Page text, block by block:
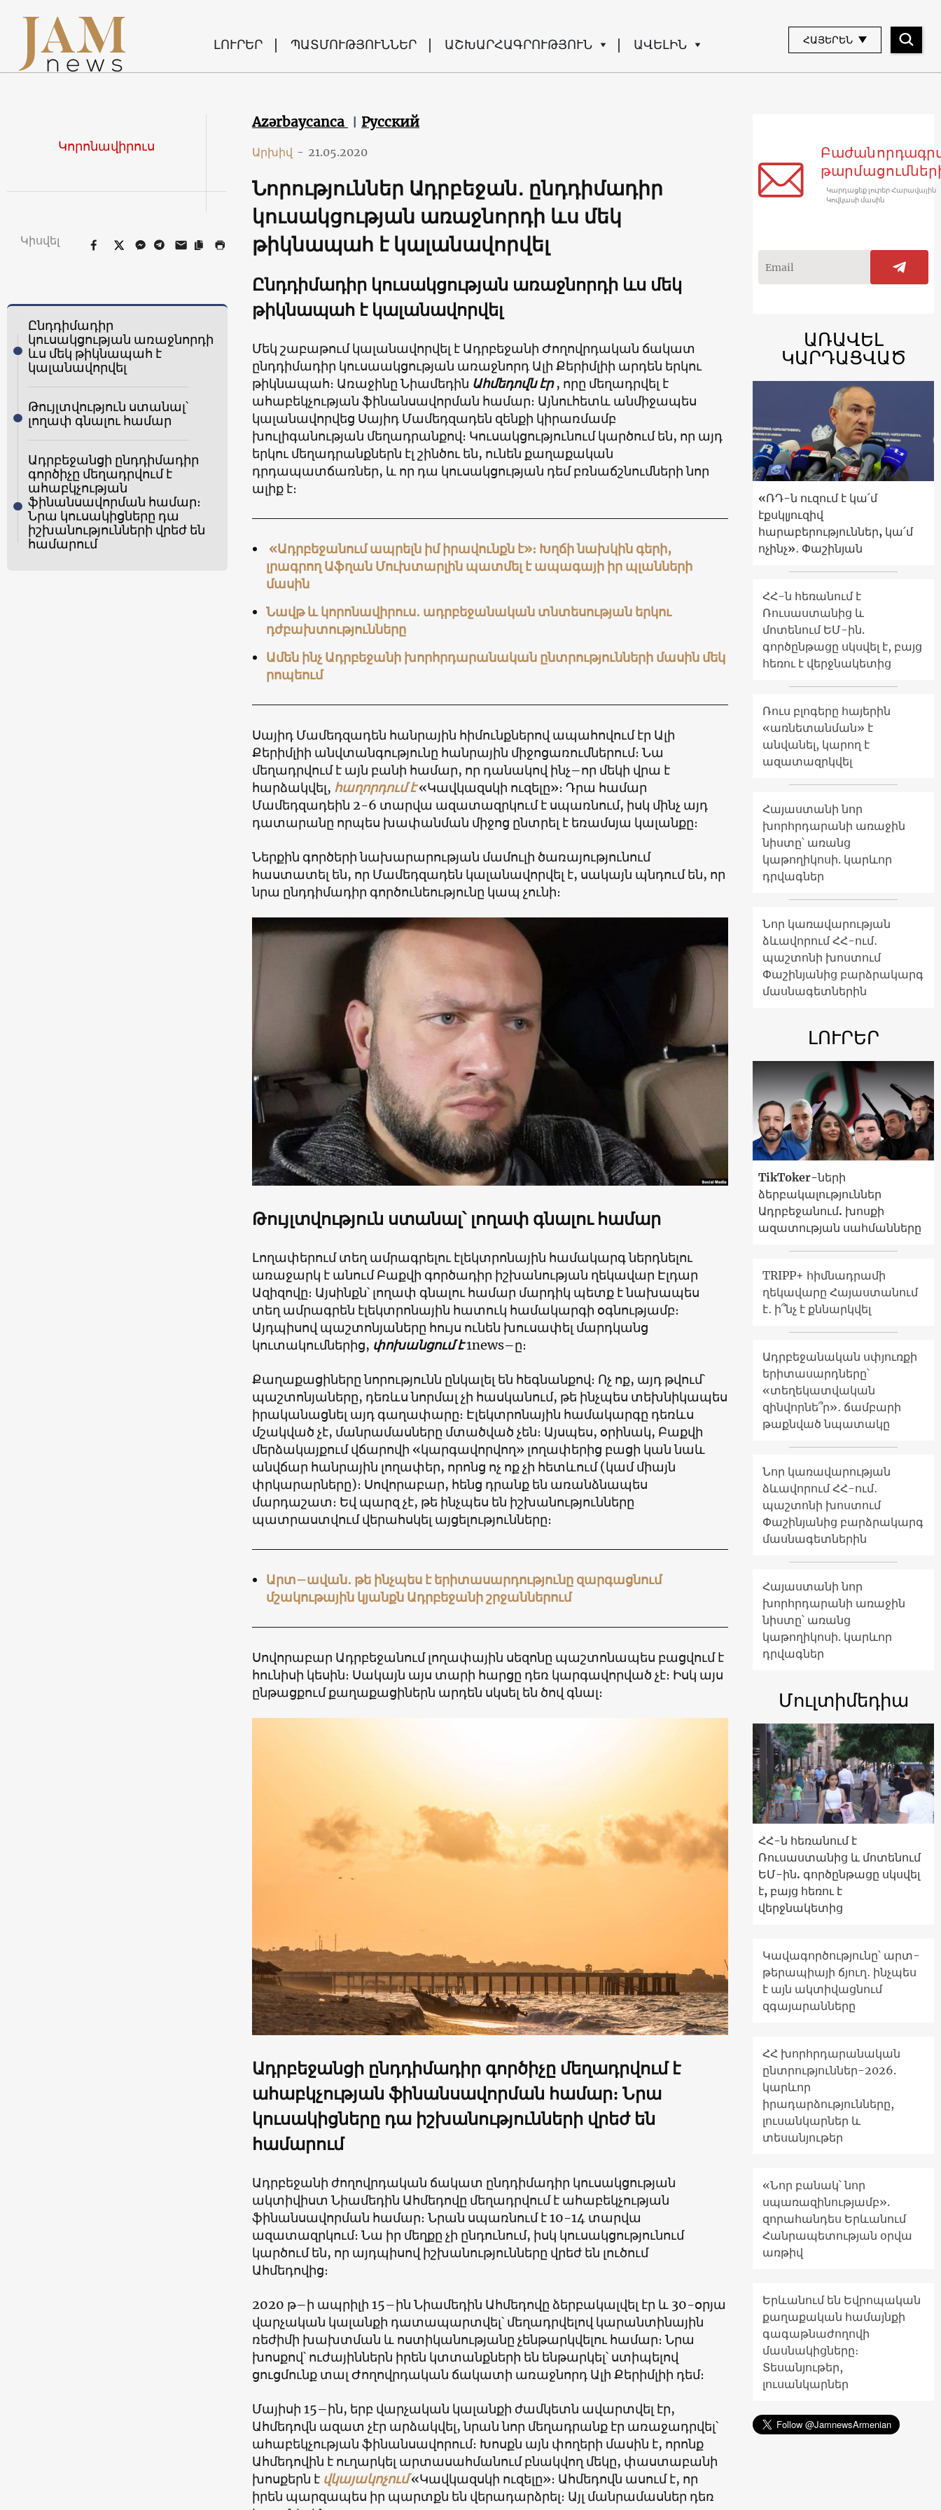
ԼՈՒՐԵՐ ՊԱՏՄՈՒԹՅՈՒՆՆԵՐ ԱՇԽԱՐՀԱԳՐՈՒԹՅՈՒՆ ԱՎԵԼԻՆ ՀԱՅԵՐԵՆ
Կորոնավիրուս
Կիսվել
Ընդդիմադիր
կուսակցության առաջնորդի
ևս մեկ թիկնապահ է
կալանավորվել
Թույլտվություն ստանալ՝
լողափ գնալու համար
Ադրբեջանցի ընդդիմադիր
գործիչը մեղադրվում է
ահաբկչության
ֆինանսավորման համար։
Նրա կուսակիցները դա
իշխանությունների վրեժ են
համարում
Azərbaycanca Русский
Արխիվ - 21.05.2020
Նորություններ Ադրբեջան․ ընդդիմադիր
կուսակցության առաջնորդի ևս մեկ
թիկնապահ է կալանավորվել
Ընդդիմադիր կուսակցության առաջնորդի ևս մեկ
թիկնապահ է կալանավորվել
Մեկ շաբաթում կալանավորվել է Ադրբեջանի Ժողովրդական ճակատ
ընդդիմադիր կուսաակցության առաջնորդ Ալի Քերիմլիի արդեն երկու
թիկնապահ։ Առաջինը Նիամեդին Ահմեդովն էր, որը մեղադրվել է
ահաբեկչության ֆինանսավորման համար։ Այնուհետև անմիջապես
կալանավորվեց Սայիդ Մամեդզադեն զենքի կիրառմամբ
խուլիգանության մեղադրանքով։ Կուսակցությունում կարծում են, որ այդ
երկու մեղադրանքներն էլ շինծու են, ունեն քաղաքական
դրդապատճառներ, և որ դա կուսակցության դեմ բռնաճշնումների նոր
ալիք է։
«Ադրբեջանում ապրելն իմ իրավունքն է»։ Խղճի նախկին գերի,
լրագրող Աֆղան Մուխտարլին պատմել է ապագայի իր պլանների
մասին
Նավթ և կորոնավիրուս․ ադրբեջանական տնտեսության երկու
դժբախտությունները
Ամեն ինչ Ադրբեջանի խորհրդարանական ընտրությունների մասին մեկ
րոպեում
Սայիդ Մամեդզադեն հանրային հիմունքներով ապահովում էր Ալի
Քերիմլիի անվտանգությունը հանրային միջոցառումներում։ Նա
մեղադրվում է այն բանի համար, որ դանակով ինչ–որ մեկի վրա է
հարձակվել, հաղորդում է «Կավկազսկի ուզելը»։ Դրա համար
Մամեդզադեին 2-6 տարվա ազատազրկում է սպառնում, իսկ մինչ այդ
դատարանը որպես խափանման միջոց ընտրել է եռամսյա կալանքը։
Ներքին գործերի նախարարության մամուլի ծառայությունում
հաստատել են, որ Մամեդզադեն կալանավորվել է, սակայն պնդում են, որ
նրա ընդդիմադիր գործունեությունը կապ չունի։
Թույլտվություն ստանալ՝ լողափ գնալու համար
Լողափերում տեղ ամրագրելու էլեկտրոնային համակարգ ներդնելու
առաջարկ է անում Բաքվի գործադիր իշխանության ղեկավար Էլդար
Ազիզովը։ Այսինքն՝ լողափ գնալու համար մարդիկ պետք է նախապես
տեղ ամրագրեն էլեկտրոնային հատուկ համակարգի օգնությամբ։
Այդպիսով պաշտոնյաները հույս ունեն խուսափել մարդկանց
կուտակումներից, փոխանցում է1news–ը։
Քաղաքացիները նորությունն ընկալել են հեգնանքով։ Ոչ ոք, այդ թվում՝
պաշտոնյաները, դեռևս նորմալ չի հասկանում, թե ինչպես տեխնիկապես
իրականացնել այդ գաղափարը։ Էլեկտրոնային համակարգը դեռևս
մշակված չէ, մանրամասները մտածված չեն։ Այսպես, օրինակ, Բաքվի
մերձակայքում վճարովի «կարգավորվող» լողափերից բացի կան նաև
անվճար հանրային լողափեր, որոնց ոչ ոք չի հետևում (կամ միայն
փրկարարները)։ Սովորաբար, հենց դրանք են առանձնապես
մարդաշատ։ Եվ պարզ չէ, թե ինչպես են իշխանությունները
պատրաստվում վերահսկել այցելությունները։
Արտ–ավան․ թե ինչպես է երիտասարդությունը զարգացնում
մշակութային կյանքն Ադրբեջանի շրջաններում
Սովորաբար Ադրբեջանում լողափային սեզոնը պաշտոնապես բացվում է
հունիսի կեսին։ Սակայն այս տարի հարցը դեռ կարգավորված չէ։ Իսկ այս
ընթացքում քաղաքացիներն արդեն սկսել են ծով գնալ։
Ադրբեջանցի ընդդիմադիր գործիչը մեղադրվում է
ահաբկչության ֆինանսավորման համար։ Նրա
կուսակիցները դա իշխանությունների վրեժ են
համարում
Ադրբեջանի ժողովրդական ճակատ ընդդիմադիր կուսակցության
ակտիվիստ Նիամեդին Ահմեդովը մեղադրվում է ահաբեկչության
ֆինանսավորման համար։ Նրան սպառնում է 10-14 տարվա
ազատազրկում։ Նա իր մեղքը չի ընդունում, իսկ կուսակցությունում
կարծում են, որ այդպիսով իշխանությունները վրեժ են լուծում
Ահմեդովից։
2020 թ–ի ապրիլի 15–ին Նիամեդին Ահմեդովը ձերբակալվել էր և 30-օրյա
վարչական կալանքի դատապարտվել՝ մեղադրվելով կարանտինային
ռեժիմի խախտման և ոստիկանությանը չենթարկվելու համար։ Նրա
խոսքով՝ ուժայիններն իրեն կտտանքների են ենթարկել՝ ստիպելով
ցուցմունք տալ Ժողովրդական ճակատի առաջնորդ Ալի Քերիմլիի դեմ։
Մայիսի 15–ին, երբ վարչական կալանքի ժամկետն ավարտվել էր,
Ահմեդովն ազատ չէր արձակվել, նրան նոր մեղադրանք էր առաջադրվել՝
ահաբեկչության ֆինանսավորում։ Խոսքն այն փողերի մասին է, որոնք
Ահմեդովին է ուղարկել արտասահմանում բնակվող մեկը, փաստաբանի
խոսքերն է վկայակոչում«Կավկազսկի ուզելը»։ Ահմեդովն ասում է, որ
իրեն պարզապես իր պարտքն են վերադարձրել։ Այլ մանրամասներ դեռ
Կարդացեք լուրեր Հարավային
Կովկասի մասին
ԱՌԱՎԵԼ
ԿԱՐԴԱՑՎԱԾ
«ՌԴ-ն ուզում է կա՛մ
էքսկլյուզիվ
հարաբերություններ, կա՛մ
ոչինչ»․ Փաշինյան
ՀՀ-ն հեռանում է
Ռուսաստանից և
մոտենում ԵՄ-ին.
գործընթացը սկսվել է, բայց
հեռու է վերջնակետից
Ռուս բլոգերը հայերին
«առնետանման» է
անվանել, կարող է
ազատազրկվել
Հայաստանի նոր
խորհրդարանի առաջին
նիստը՝ առանց
կաթողիկոսի. կարևոր
դրվագներ
Նոր կառավարության
ձևավորում ՀՀ-ում․
պաշտոնի խոստում
Փաշինյանից բարձրակարգ
մասնագետներին
ԼՈՒՐԵՐ
TikToker-ների
ձերբակալություններ
Ադրբեջանում. խոսքի
ազատության սահմանները
TRIPP+ հիմնադրամի
ղեկավարը Հայաստանում
է․ ի՞նչ է քննարկվել
Ադրբեջանական սփյուռքի
երիտասարդները՝
«տեղեկատվական
զինվորնե՞ր»․ ճամբարի
թաքնված նպատակը
Նոր կառավարության
ձևավորում ՀՀ-ում․
պաշտոնի խոստում
Փաշինյանից բարձրակարգ
մասնագետներին
Հայաստանի նոր
խորհրդարանի առաջին
նիստը՝ առանց
կաթողիկոսի. կարևոր
դրվագներ
Մուլտիմեդիա
ՀՀ-ն հեռանում է
Ռուսաստանից և մոտենում
ԵՄ-ին. գործընթացը սկսվել
է, բայց հեռու է
վերջնակետից
Կավագործությունը՝ արտ-
թերապիայի ճյուղ․ ինչպես
է այն ակտիվացնում
զգայարանները
ՀՀ խորհրդարանական
ընտրություններ-2026.
կարևոր
իրադարձությունները,
լուսանկարներ և
տեսանյութեր
«Նոր բանակ՝ նոր
սպառազինությամբ».
զորահանդես Երևանում
Հանրապետության օրվա
առթիվ
Երևանում են Եվրոպական
քաղաքական համայնքի
գագաթնաժողովի
մասնակիցները։
Տեսանյութեր,
լուսանկարներ